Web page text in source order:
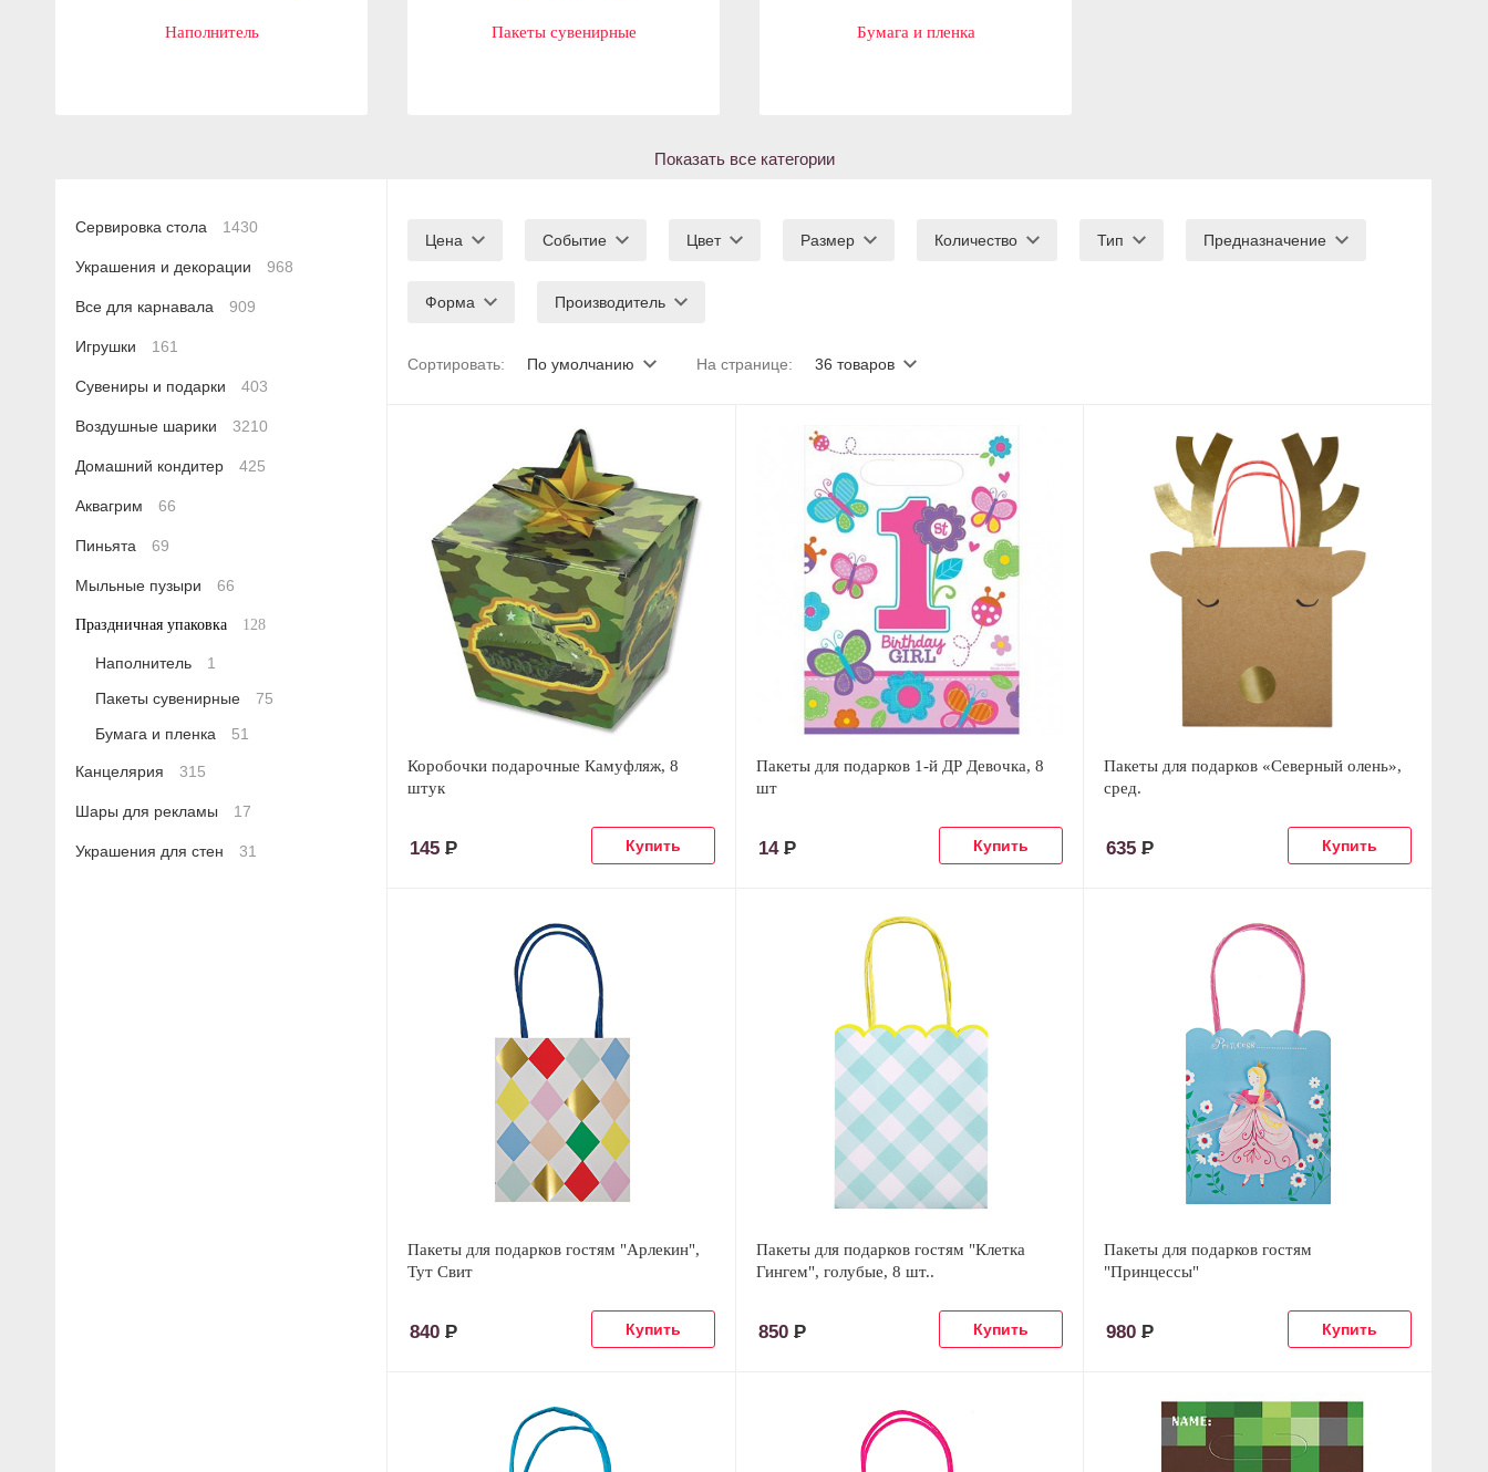
Наполнитель Пакеты сувенирные Бумага и пленка
Показать все категории
Цена Событие Цвет Размер Количество Тип Предназначение
Форма Производитель
Сортировать: По умолчанию На странице: 36 товаров
Коробочки подарочные Камуфляж, 8
штук
145 Р
Пакеты для подарков 1-й ДР Девочка, 8
шт
14 Р
Пакеты для подарков «Северный олень»,
сред.
635Р
Пакеты для подарков гостям "Арлекин",
Тут Свит
840 Р
Пакеты для подарков гостям "Клетка
Гингем", голубые, 8 шт..
850 Р
Пакеты для подарков гостям
"Принцессы"
980Р
Сервировка стола 1430
Украшения и декорации 968
Все для карнавала 909
Игрушки 161
Сувениры и подарки 403
Воздушные шарики 3210
Домашний кондитер 425
Аквагрим 66
Пиньята 69
Мыльные пузыри 66
Праздничная упаковка 128
Наполнитель
1
Пакеты сувенирные
75
Бумага и пленка
51
Канцелярия 315
Шары для рекламы 17
Украшения для стен 31